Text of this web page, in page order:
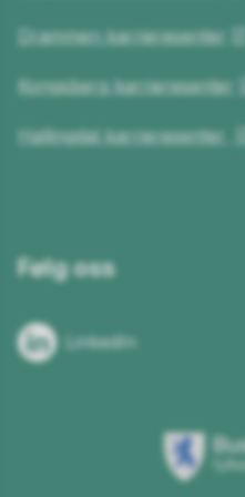
Drammen karrieresenter
Kongsberg karrieresenter
Hallingdal karrieresenter
Følg oss
LinkedIn